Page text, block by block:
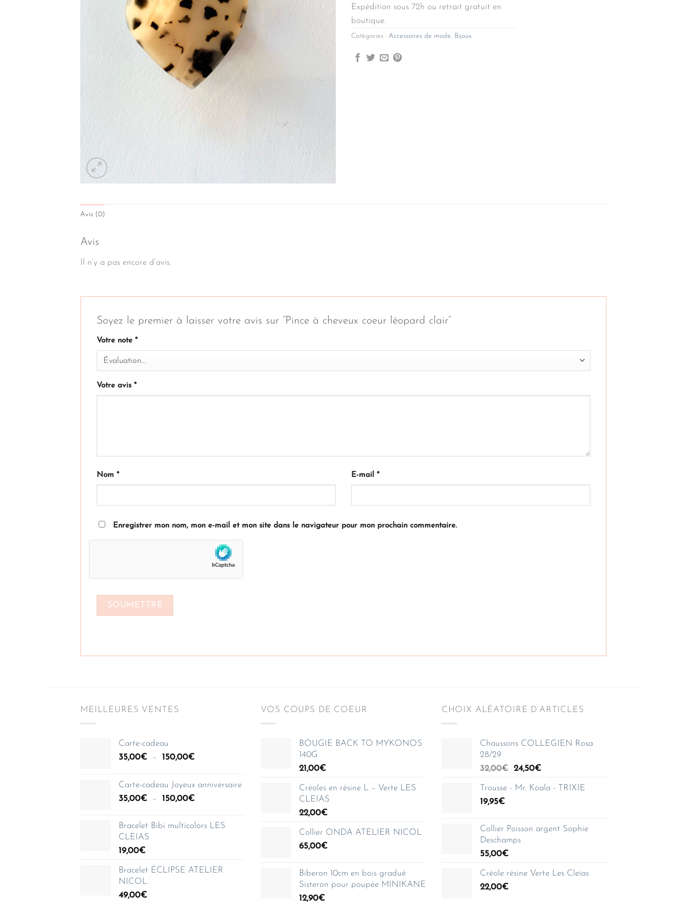
Expédition sous 72h ou retrait gratuit en
boutique.
Catégories : Accessoires de mode, Bijoux
Avis (0)
Avis
Il n’y a pas encore d’avis.
Soyez le premier à laisser votre avis sur “Pince à cheveux coeur léopard clair”
Votre note *
Votre avis *
Nom * E-mail *
Enregistrer mon nom, mon e-mail et mon site dans le navigateur pour mon prochain commentaire.
MEILLEURES VENTES
Carte-cadeau
35,00€ – 150,00€Plage
à
Carte-cadeau Joyeux anniversaire
35,00€ – 150,00€Plage
prix :
Bracelet Bibi multicolors LES
CLEIAS
19,00€
Bracelet ÉCLIPSE ATELIER
NICOL
49,00€
VOS COUPS DE COEUR
BOUGIE BACK TO MYKONOS
140G
21,00€
Créoles en résine L – Verte LES
CLEIAS
22,00€
Collier ONDA ATELIER NICOL
65,00€
Biberon 10cm en bois gradué
Sisteron pour poupée MINIKANE
12,90€
CHOIX ALÉATOIRE D’ARTICLES
Chaussons COLLEGIEN Rosa
28/29
32,00€
Le
initial
24,50€Le
actuel
Trousse - Mr. Koala - TRIXIE
19,95€
Collier Poisson argent Sophie
Deschamps
55,00€
Créole résine Verte Les Cleias
22,00€